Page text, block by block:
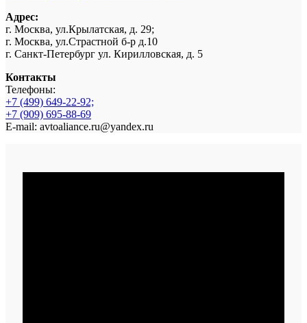
Адрес:
г. Москва, ул.Крылатская, д. 29;
г. Москва, ул.Страстной б-р д.10
г. Санкт-Петербург ул. Кирилловская, д. 5
Контакты
Телефоны:
+7 (499) 649-22-92;
+7 (909) 695-88-69
E-mail: avtoaliance.ru@yandex.ru